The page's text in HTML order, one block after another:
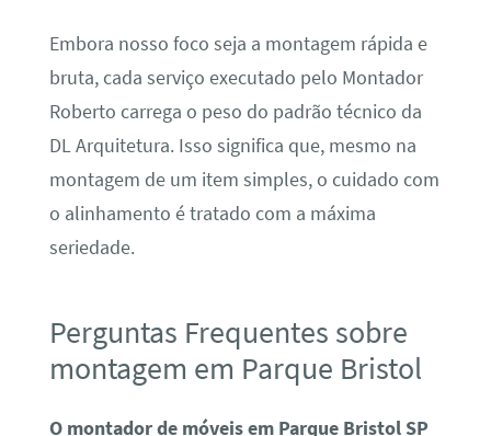
Embora nosso foco seja a montagem rápida e
bruta, cada serviço executado pelo Montador
Roberto carrega o peso do padrão técnico da
DL Arquitetura. Isso significa que, mesmo na
montagem de um item simples, o cuidado com
o alinhamento é tratado com a máxima
seriedade.
Perguntas Frequentes sobre
montagem em Parque Bristol
O montador de móveis em Parque Bristol SP